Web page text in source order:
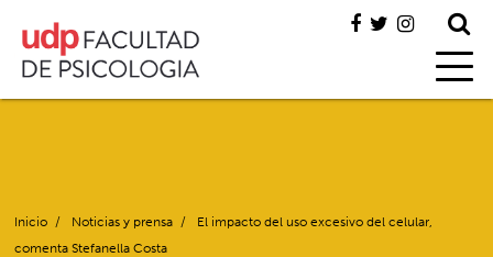
Inicio / Noticias y prensa /
El impacto del uso excesivo del celular,
comenta Stefanella Costa